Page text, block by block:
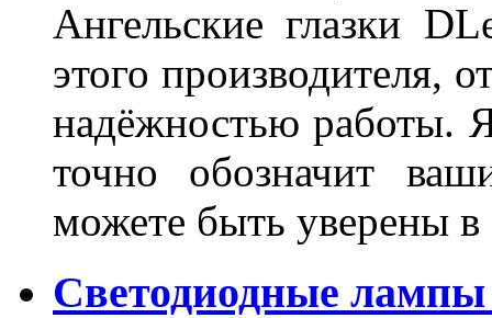
Ангельские глазки
этого производителя,
надёжностью работы.
точно обозначит
можете быть уверены
Светодиодные